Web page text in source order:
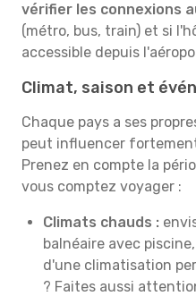
vérifier les connexions
(métro, bus, train) et si
accessible depuis
Climat, saison et
Chaque pays a ses
peut influencer
Prenez en compte la
vous comptez voyager :
Climats chauds :
balnéaire avec
d'une climatisation
? Faites aussi